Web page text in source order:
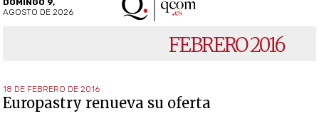
AGOSTO DE 2026
FEBRERO 2016
18 DE FEBRERO DE 2016
Europastry renueva su oferta